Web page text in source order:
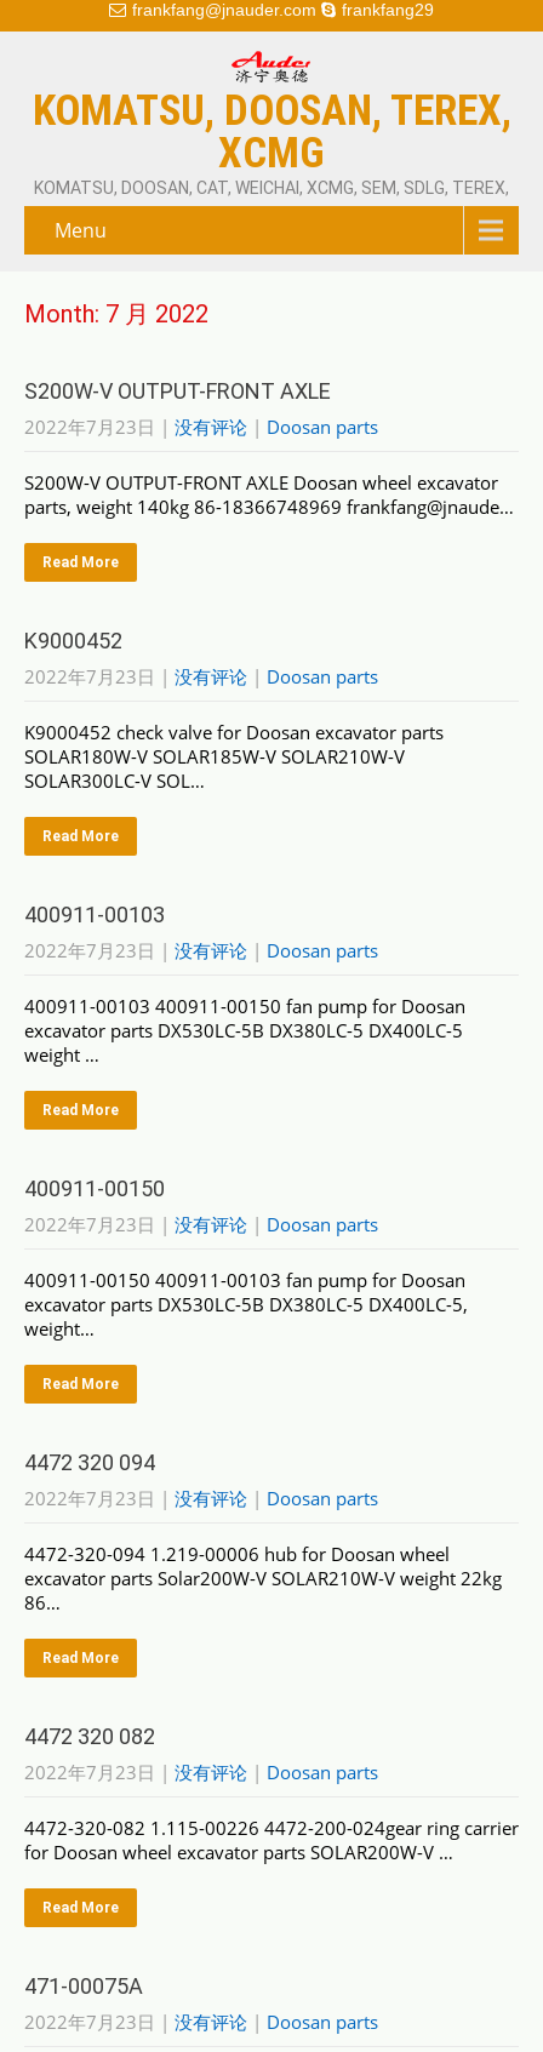
frankfang@jnauder.com frankfang29
KOMATSU, DOOSAN, TEREX,
XCMG
KOMATSU, DOOSAN, CAT, WEICHAI, XCMG, SEM, SDLG, TEREX,
Menu
Month: 7 月 2022
S200W-V OUTPUT-FRONT AXLE
2022年7月23日 | 没有评论 | Doosan parts
S200W-V OUTPUT-FRONT AXLE Doosan wheel excavator
parts, weight 140kg 86-18366748969 frankfang@jnaude…
Read More
K9000452
2022年7月23日 | 没有评论 | Doosan parts
K9000452 check valve for Doosan excavator parts
SOLAR180W-V SOLAR185W-V SOLAR210W-V
SOLAR300LC-V SOL…
Read More
400911-00103
2022年7月23日 | 没有评论 | Doosan parts
400911-00103 400911-00150 fan pump for Doosan
excavator parts DX530LC-5B DX380LC-5 DX400LC-5
weight …
Read More
400911-00150
2022年7月23日 | 没有评论 | Doosan parts
400911-00150 400911-00103 fan pump for Doosan
excavator parts DX530LC-5B DX380LC-5 DX400LC-5,
weight…
Read More
4472 320 094
2022年7月23日 | 没有评论 | Doosan parts
4472-320-094 1.219-00006 hub for Doosan wheel
excavator parts Solar200W-V SOLAR210W-V weight 22kg
86…
Read More
4472 320 082
2022年7月23日 | 没有评论 | Doosan parts
4472-320-082 1.115-00226 4472-200-024gear ring carrier
for Doosan wheel excavator parts SOLAR200W-V …
Read More
471-00075A
2022年7月23日 | 没有评论 | Doosan parts